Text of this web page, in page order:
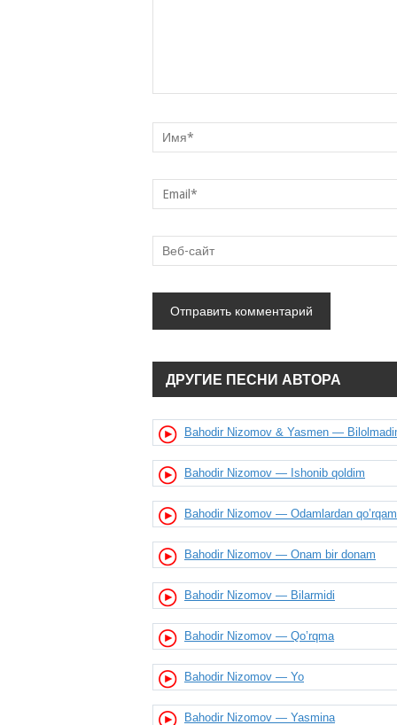
ДРУГИЕ ПЕСНИ АВТОРА
Bahodir Nizomov & Yasmen —
Bahodir Nizomov — Ishonib qoldim
Bahodir Nizomov — Odamlardan
Bahodir Nizomov — Onam bir donam
Bahodir Nizomov — Bilarmidi
Bahodir Nizomov — Qo’rqma
Bahodir Nizomov — Yo
Bahodir Nizomov — Yasmina